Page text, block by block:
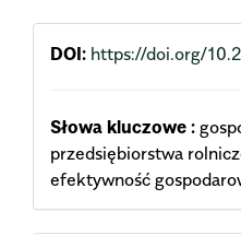
DOI: https://doi.org/
Słowa kluczowe :
przedsiębiorstwa
efektywność